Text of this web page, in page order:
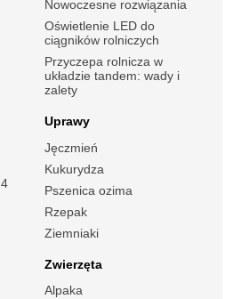
Nowoczesne rozwiązania
Oświetlenie LED do
ciągników rolniczych
Przyczepa rolnicza w
układzie tandem: wady i
zalety
Uprawy
Jęczmień
Kukurydza
Pszenica ozima
Rzepak
Ziemniaki
Zwierzęta
Alpaka